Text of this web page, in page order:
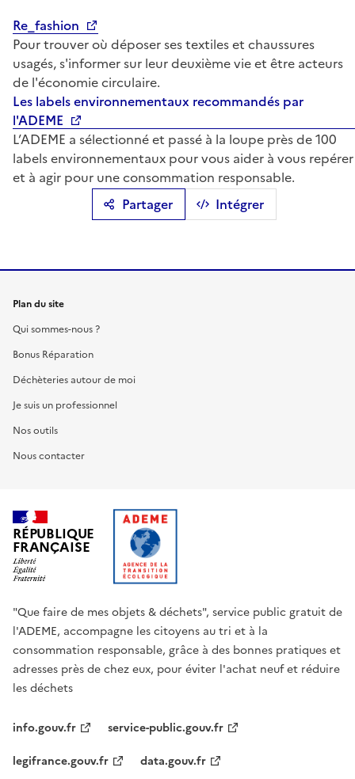
Partager Intégrer
Re_fashion
Pour trouver où déposer ses textiles et chaussures
usagés, s'informer sur leur deuxième vie et être acteurs
de l'économie circulaire.
Les labels environnementaux recommandés par
l'ADEME
L’ADEME a sélectionné et passé à la loupe près de 100
labels environnementaux pour vous aider à vous repérer
et à agir pour une consommation responsable.
Plan du site
Qui sommes-nous ?
Bonus Réparation
Déchèteries autour de moi
Je suis un professionnel
Nos outils
Nous contacter
RÉPUBLIQUE
FRANÇAISE
"Que faire de mes objets & déchets", service public gratuit de
l'ADEME, accompagne les citoyens au tri et à la
consommation responsable, grâce à des bonnes pratiques et
adresses près de chez eux, pour éviter l'achat neuf et réduire
les déchets
info.gouv.fr
service-public.gouv.fr
legifrance.gouv.fr
data.gouv.fr